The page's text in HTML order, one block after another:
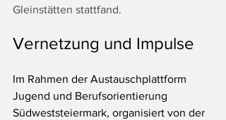
Gleinstätten stattfand.
Vernetzung und Impulse
Im Rahmen der Austauschplattform
Jugend und Berufsorientierung
Südweststeiermark, organisiert von der